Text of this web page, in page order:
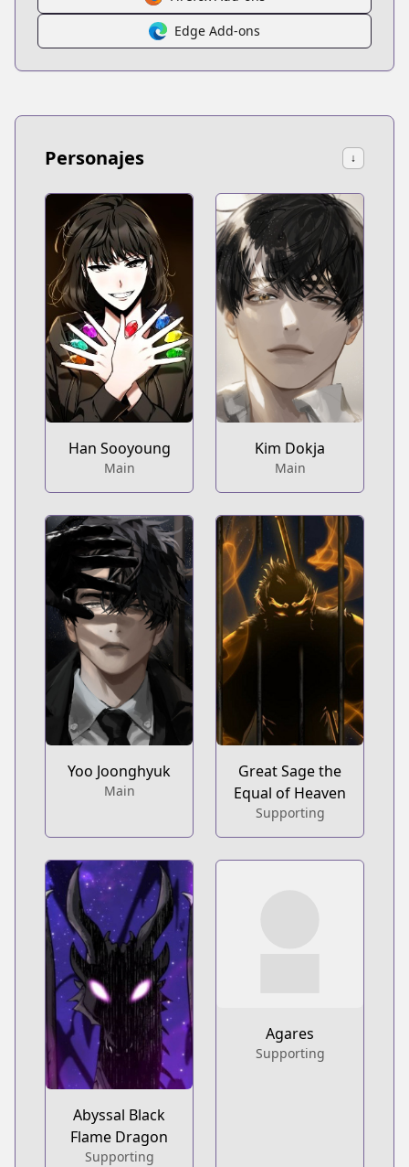
Edge Add-ons
Personajes ↓
Han Sooyoung
Main
Kim Dokja
Main
Yoo Joonghyuk
Main
Great Sage the
Equal of Heaven
Supporting
Abyssal Black
Flame Dragon
Supporting
Agares
Supporting